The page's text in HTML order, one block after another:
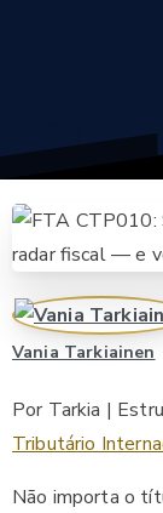
Vania Tarkiainen
Por Tarkia |
Tributário
Não importa o